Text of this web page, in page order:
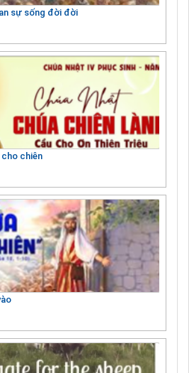
sự sống đời đời
chiên